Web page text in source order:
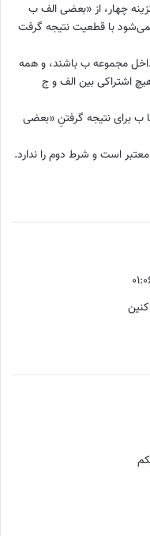
چهار، از «بعضی الف ب
با قطعیت نتیجه گرفت
مجموعه ب باشند، و همه
اشتراکی بین الف و ج
ب برای نتیجه گرفتنِ «بعضی
است و شرط دوم را ندارد.